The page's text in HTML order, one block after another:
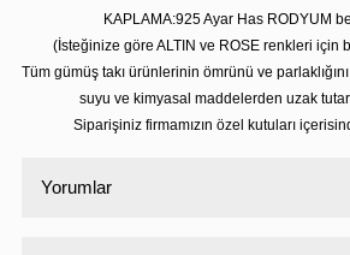
KAPLAMA:925 Ayar Has RODYUM
(İsteğinize göre ALTIN ve ROSE renkleri için
Tüm gümüş takı ürünlerinin ömrünü ve
suyu ve kimyasal maddelerden uzak
Siparişiniz firmamızın özel kutuları
Yorumlar